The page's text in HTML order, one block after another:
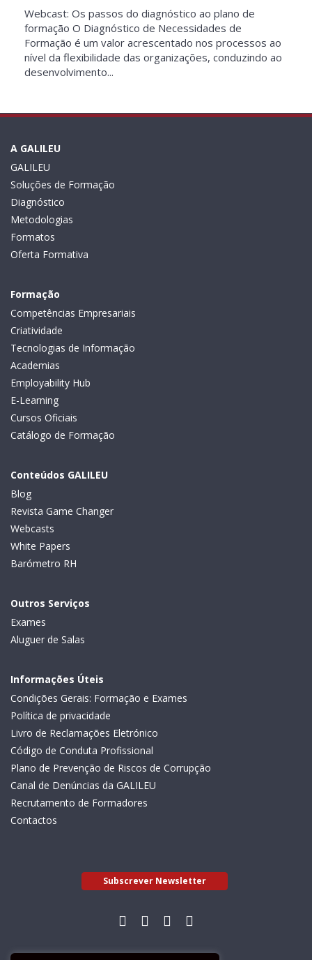
Webcast: Os passos do diagnóstico ao plano de
formação O Diagnóstico de Necessidades de
Formação é um valor acrescentado nos processos ao
nível da flexibilidade das organizações, conduzindo ao
desenvolvimento...
A GALILEU
GALILEU
Soluções de Formação
Diagnóstico
Metodologias
Formatos
Oferta Formativa
Formação
Competências Empresariais
Criatividade
Tecnologias de Informação
Academias
Employability Hub
E-Learning
Cursos Oficiais
Catálogo de Formação
Conteúdos GALILEU
Blog
Revista Game Changer
Webcasts
White Papers
Barómetro RH
Outros Serviços
Exames
Aluguer de Salas
Informações Úteis
Condições Gerais: Formação e Exames
Política de privacidade
Livro de Reclamações Eletrónico
Código de Conduta Profissional
Plano de Prevenção de Riscos de Corrupção
Canal de Denúncias da GALILEU
Recrutamento de Formadores
Contactos
Subscrever Newsletter